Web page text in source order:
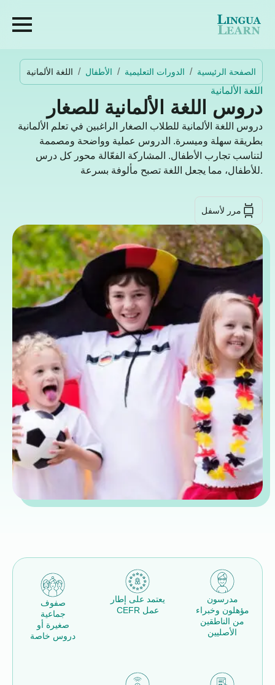
الصفحة الرئيسية الدورات التعليمية الأطفال اللغة الألمانية
اللغة الألمانية
دروس اللغة الألمانية للصغار
دروس اللغة الألمانية للطلاب الصغار الراغبين في تعلم الألمانية
بطريقة سهلة وميسرة. الدروس عملية وواضحة ومصممة
لتناسب تجارب الأطفال. المشاركة الفعّالة محور كل درس
للأطفال، مما يجعل اللغة تصبح مألوفة بسرعة.
مرر لأسفل
مدرسون
مؤهلون وخبراء
من الناطقين
الأصليين
يعتمد على إطار
عمل CEFR
صفوف
جماعية
صغيرة أو
دروس خاصة